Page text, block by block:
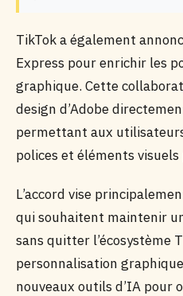
TikTok a également
Express pour enrichir les
graphique. Cette
design d’Adobe
permettant aux
polices et éléments
L’accord vise
qui souhaitent maintenir
sans quitter l’écosystème
personnalisation
nouveaux outils d’IA